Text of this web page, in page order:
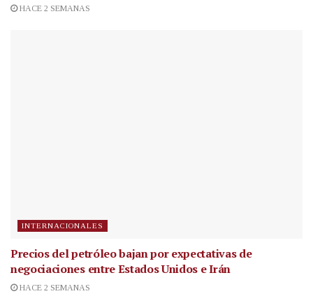
HACE 2 SEMANAS
INTERNACIONALES
Precios del petróleo bajan por expectativas de
negociaciones entre Estados Unidos e Irán
HACE 2 SEMANAS